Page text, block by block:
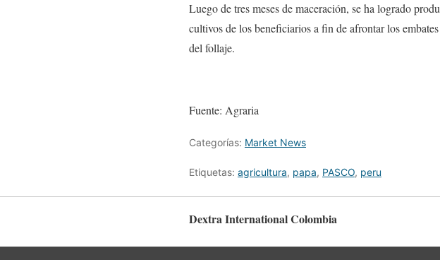
Luego de tres meses de maceración, se ha logrado
cultivos de los beneficiarios a fin de afrontar los
del follaje.
Fuente: Agraria
Categorías: Market News
Etiquetas: agricultura, papa, PASCO, peru
Dextra International Colombia